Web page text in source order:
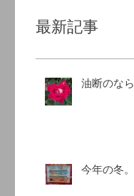
最新記事
油断のな
今年の冬。